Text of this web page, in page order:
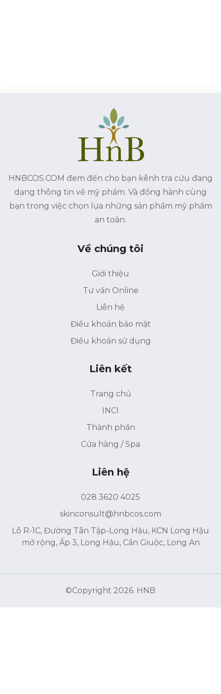
HNBCOS.COM đem đến cho bạn kênh tra cứu đang
dạng thông tin về mỹ phẩm. Và đồng hành cùng
bạn trong việc chọn lựa những sản phẩm mỹ phẩm
an toàn.
Về chúng tôi
Giới thiệu
Tư vấn Online
Liên hệ
Điều khoản bảo mật
Điểu khoản sử dụng
Liên kết
Trang chủ
INCI
Thành phần
Cửa hàng / Spa
Liên hệ
028 3620 4025
skinconsult@hnbcos.com
Lô R-1C, Đường Tân Tập-Long Hậu, KCN Long Hậu
mở rộng, Ấp 3, Long Hậu, Cần Giuộc, Long An
©Copyright 2026. HNB